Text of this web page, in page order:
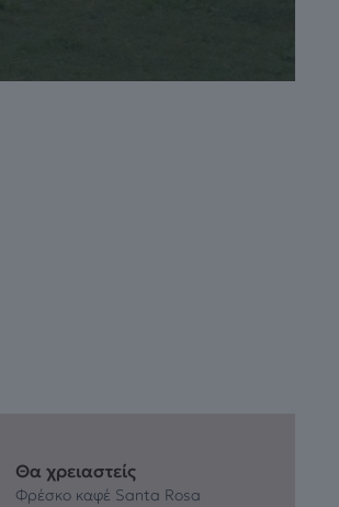
Θα χρειαστείς
Φρέσκο καφέ Santa Rosa